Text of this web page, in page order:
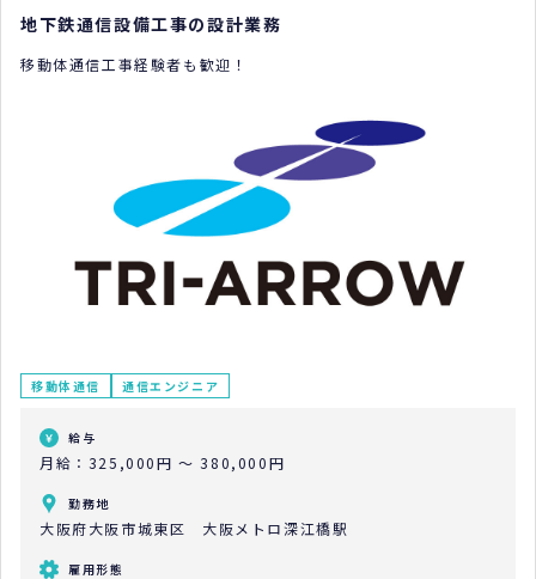
地下鉄通信設備工事の設計業務
移動体通信工事経験者も歓迎！
移動体通信 通信エンジニア
給与
月給：325,000円 ～ 380,000円
勤務地
大阪府大阪市城東区 大阪メトロ深江橋駅
雇用形態